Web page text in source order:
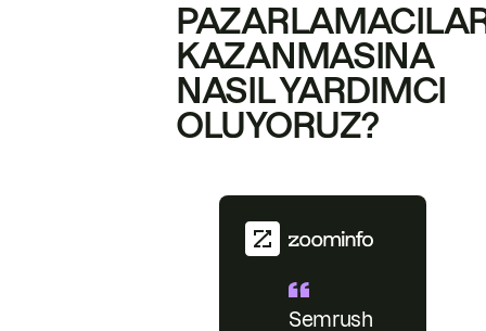
KAZANMASINA
NASIL YARDIMCI
OLUYORUZ?
Semrush